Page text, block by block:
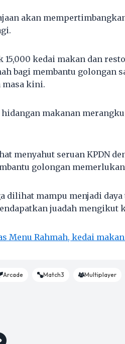
akan
15,000 kedai makan dan
bagi membantu golongan
masa kini.
makanan
menyahut seruan KPDN
golongan
dilihat mampu menjadi
juadah mengikut
Menu Rahmah, kedai